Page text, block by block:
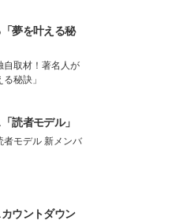
夢を叶える秘
自取材！著名人が
秘訣」
読者モデル」
者モデル 新メンバ
ウントダウン